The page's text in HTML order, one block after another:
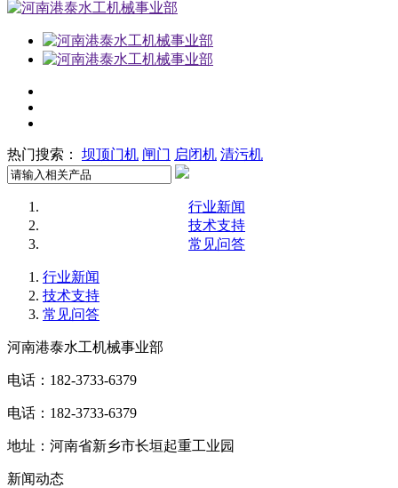
热门搜索： 坝顶门机 闸门 启闭机 清污机
行业新闻
技术支持
常见问答
行业新闻
技术支持
常见问答
河南港泰水工机械事业部
电话：182-3733-6379
电话：182-3733-6379
地址：河南省新乡市长垣起重工业园
新闻动态